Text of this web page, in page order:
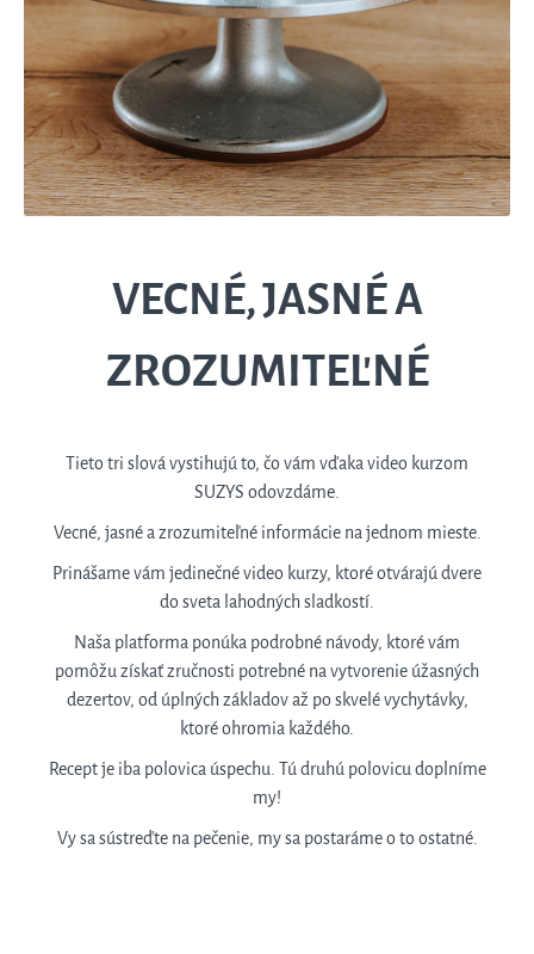
VECNÉ, JASNÉ A
ZROZUMITEĽNÉ
Tieto tri slová vystihujú to, čo vám vďaka video kurzom
SUZYS odovzdáme.
Vecné, jasné a zrozumiteľné informácie na jednom mieste.
Prinášame vám jedinečné video kurzy, ktoré otvárajú dvere
do sveta lahodných sladkostí.
Naša platforma ponúka podrobné návody, ktoré vám
pomôžu získať zručnosti potrebné na vytvorenie úžasných
dezertov, od úplných základov až po skvelé vychytávky,
ktoré ohromia každého.
Recept je iba polovica úspechu. Tú druhú polovicu doplníme
my!
Vy sa sústreďte na pečenie, my sa postaráme o to ostatné.